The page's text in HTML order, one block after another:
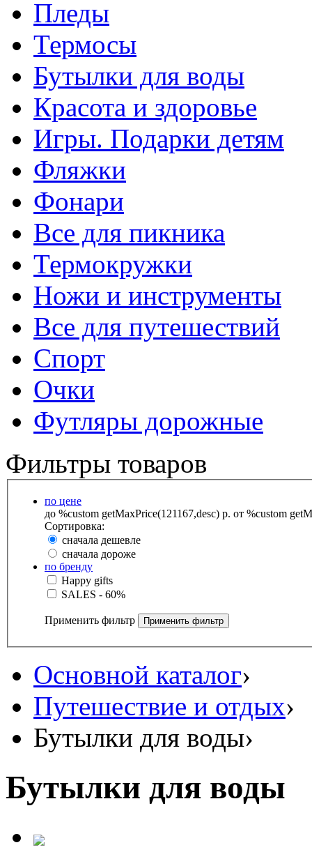
Пледы
Термосы
Бутылки для воды
Красота и здоровье
Игры. Подарки детям
Фляжки
Фонари
Все для пикника
Термокружки
Ножи и инструменты
Все для путешествий
Спорт
Очки
Футляры дорожные
Фильтры товаров
по цене
до %custom getMaxPrice(121167,desc) р. от %custom
Сортировка:
сначала дешевле
сначала дороже
по бренду
Happy gifts
SALES - 60%
Применить фильтр
Основной каталог›
Путешествие и отдых›
Бутылки для воды›
Бутылки для воды